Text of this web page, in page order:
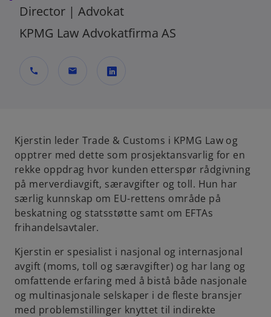
Director | Advokat
KPMG Law Advokatfirma AS
call mail
n
s
i
n
a
n
e
t
a
b
Kjerstin leder Trade & Customs i KPMG Law og
opptrer med dette som prosjektansvarlig for en
rekke oppdrag hvor kunden etterspør rådgivning
på merverdiavgift, særavgifter og toll. Hun har
særlig kunnskap om EU-rettens område på
beskatning og statsstøtte samt om EFTAs
frihandelsavtaler.
Kjerstin er spesialist i nasjonal og internasjonal
avgift (moms, toll og særavgifter) og har lang og
omfattende erfaring med å bistå både nasjonale
og multinasjonale selskaper i de fleste bransjer
med problemstillinger knyttet til indirekte